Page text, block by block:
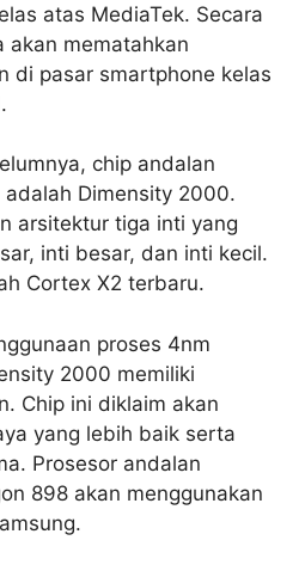
atas MediaTek. Secara
akan mematahkan
di pasar smartphone kelas
chip andalan
Dimensity 2000.
arsitektur tiga inti yang
inti besar, dan inti kecil.
Cortex X2 terbaru.
proses 4nm
2000 memiliki
Chip ini diklaim akan
yang lebih baik serta
Prosesor andalan
898 akan menggunakan